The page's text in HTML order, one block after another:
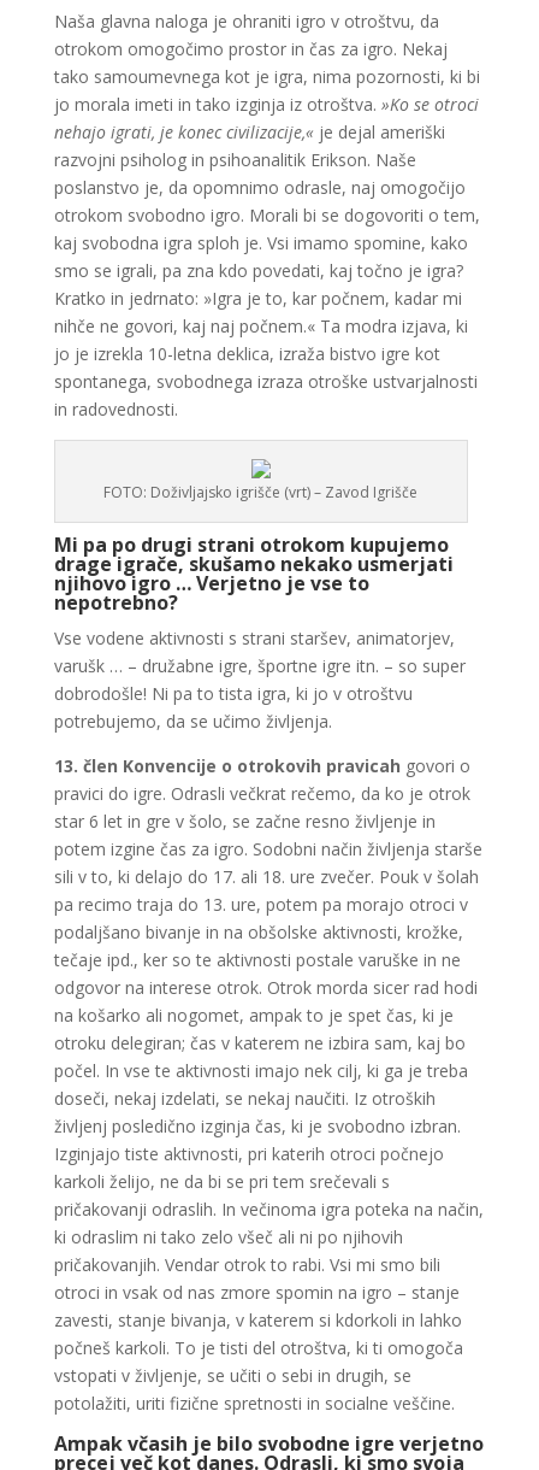
Naša glavna naloga je ohraniti igro v otroštvu, da
otrokom omogočimo prostor in čas za igro. Nekaj
tako samoumevnega kot je igra, nima pozornosti, ki bi
jo morala imeti in tako izginja iz otroštva. »Ko se otroci
nehajo igrati, je konec civilizacije,«je dejal ameriški
razvojni psiholog in psihoanalitik Erikson. Naše
poslanstvo je, da opomnimo odrasle, naj omogočijo
otrokom svobodno igro. Morali bi se dogovoriti o tem,
kaj svobodna igra sploh je. Vsi imamo spomine, kako
smo se igrali, pa zna kdo povedati, kaj točno je igra?
Kratko in jedrnato: »Igra je to, kar počnem, kadar mi
nihče ne govori, kaj naj počnem.« Ta modra izjava, ki
jo je izrekla 10-letna deklica, izraža bistvo igre kot
spontanega, svobodnega izraza otroške ustvarjalnosti
in radovednosti.
FOTO: Doživljajsko igrišče (vrt) – Zavod Igrišče
Mi pa po drugi strani otrokom kupujemo
drage igrače, skušamo nekako usmerjati
njihovo igro … Verjetno je vse to
nepotrebno?
Vse vodene aktivnosti s strani staršev, animatorjev,
varušk … – družabne igre, športne igre itn. – so super
dobrodošle! Ni pa to tista igra, ki jo v otroštvu
potrebujemo, da se učimo življenja.
13. člen Konvencije o otrokovih pravicah govori o
pravici do igre. Odrasli večkrat rečemo, da ko je otrok
star 6 let in gre v šolo, se začne resno življenje in
potem izgine čas za igro. Sodobni način življenja starše
sili v to, ki delajo do 17. ali 18. ure zvečer. Pouk v šolah
pa recimo traja do 13. ure, potem pa morajo otroci v
podaljšano bivanje in na obšolske aktivnosti, krožke,
tečaje ipd., ker so te aktivnosti postale varuške in ne
odgovor na interese otrok. Otrok morda sicer rad hodi
na košarko ali nogomet, ampak to je spet čas, ki je
otroku delegiran; čas v katerem ne izbira sam, kaj bo
počel. In vse te aktivnosti imajo nek cilj, ki ga je treba
doseči, nekaj izdelati, se nekaj naučiti. Iz otroških
življenj posledično izginja čas, ki je svobodno izbran.
Izginjajo tiste aktivnosti, pri katerih otroci počnejo
karkoli želijo, ne da bi se pri tem srečevali s
pričakovanji odraslih. In večinoma igra poteka na način,
ki odraslim ni tako zelo všeč ali ni po njihovih
pričakovanjih. Vendar otrok to rabi. Vsi mi smo bili
otroci in vsak od nas zmore spomin na igro – stanje
zavesti, stanje bivanja, v katerem si kdorkoli in lahko
počneš karkoli. To je tisti del otroštva, ki ti omogoča
vstopati v življenje, se učiti o sebi in drugih, se
potolažiti, uriti fizične spretnosti in socialne veščine.
Ampak včasih je bilo svobodne igre verjetno
precej več kot danes. Odrasli, ki smo svoja